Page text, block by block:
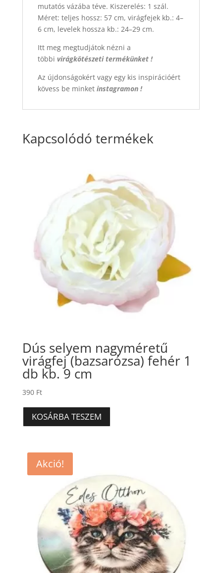
mutatós vázába téve. Kiszerelés: 1 szál.
Méret: teljes hossz: 57 cm, virágfejek kb.: 4–
6 cm, levelek hossza kb.: 24–29 cm.
Itt meg megtudjátok nézni a
többi virágkötészeti termékünket !
Az újdonságokért vagy egy kis inspirációért
kövess be minket instagramon !
Kapcsolódó termékek
Dús selyem nagyméretű
virágfej (bazsarózsa) fehér 1
db kb. 9 cm
390 Ft
KOSÁRBA TESZEM
Akció!